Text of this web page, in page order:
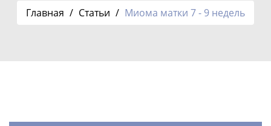
Главная Статьи Миома матки 7 - 9 недель